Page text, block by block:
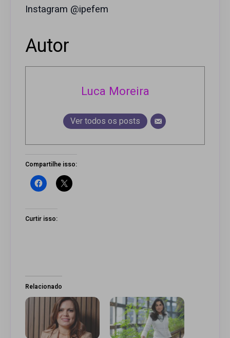
Instagram @ipefem
Autor
Luca Moreira
Ver todos os posts
Compartilhe isso:
Curtir isso:
Relacionado